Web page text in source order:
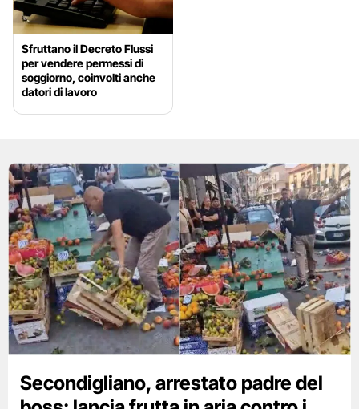
Sfruttano il Decreto Flussi
per vendere permessi di
soggiorno, coinvolti anche
datori di lavoro
Secondigliano, arrestato padre del